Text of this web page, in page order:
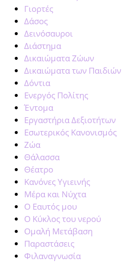
Γιορτές
Δάσος
Δεινόσαυροι
Διάστημα
Δικαιώματα Ζώων
Δικαιώματα των Παιδιών
Δόντια
Ενεργός Πολίτης
Έντομα
Εργαστήρια Δεξιοτήτων
Εσωτερικός Κανονισμός
Ζώα
Θάλασσα
Θέατρο
Κανόνες Υγιεινής
Μέρα και Νύχτα
Ο Εαυτός μου
Ο Κύκλος του νερού
Ομαλή Μετάβαση
Παραστάσεις
Φιλαναγνωσία